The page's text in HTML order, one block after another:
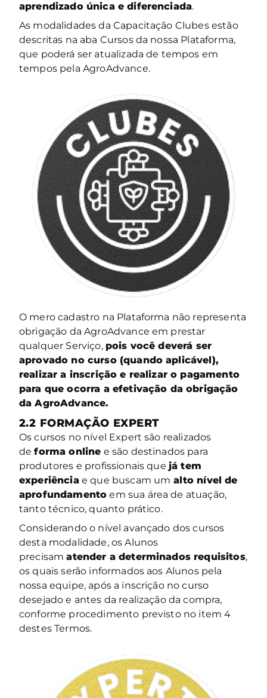
aprendizado única e diferenciada.
As modalidades da Capacitação Clubes estão
descritas na aba Cursos da nossa Plataforma,
que poderá ser atualizada de tempos em
tempos pela AgroAdvance.
O mero cadastro na Plataforma não representa
obrigação da AgroAdvance em prestar
qualquer Serviço, pois você deverá ser
aprovado no curso (quando aplicável),
realizar a inscrição e realizar o pagamento
para que ocorra a efetivação da obrigação
da AgroAdvance.
2.2 FORMAÇÃO EXPERT
Os cursos no nível Expert são realizados
deforma online e são destinados para
produtores e profissionais que já tem
experiênciae que buscam um alto nível de
aprofundamento em sua área de atuação,
tanto técnico, quanto prático.
Considerando o nível avançado dos cursos
desta modalidade, os Alunos
precisamatender a determinados requisitos,
os quais serão informados aos Alunos pela
nossa equipe, após a inscrição no curso
desejado e antes da realização da compra,
conforme procedimento previsto no item 4
destes Termos.